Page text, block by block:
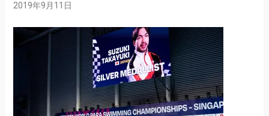
2019年9月11日